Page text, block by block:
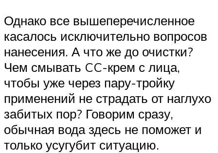
Однако все вышеперечисленное
касалось исключительно вопросов
нанесения. А что же до очистки?
Чем смывать CC-крем с лица,
чтобы уже через пару-тройку
применений не страдать от наглухо
забитых пор? Говорим сразу,
обычная вода здесь не поможет и
только усугубит ситуацию.